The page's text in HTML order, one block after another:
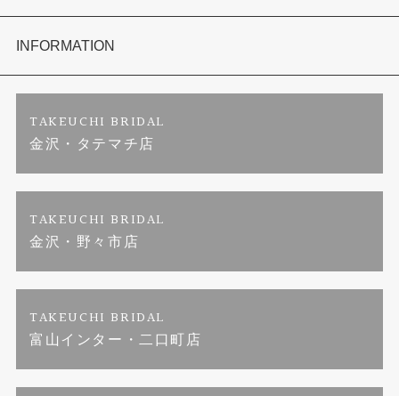
セットリング
婚約ネックレス
ダイヤモンド
お客様の声
プロポーズサポート
ブランドリスト
福井工房｜手作り婚約指輪プロポーズプラン
会社概要
お問い合わせ
INFORMATION
プライバシーポリシー
TAKEUCHI BRIDAL
金沢・タテマチ店
TAKEUCHI BRIDAL
金沢・野々市店
TAKEUCHI BRIDAL
富山インター・二口町店